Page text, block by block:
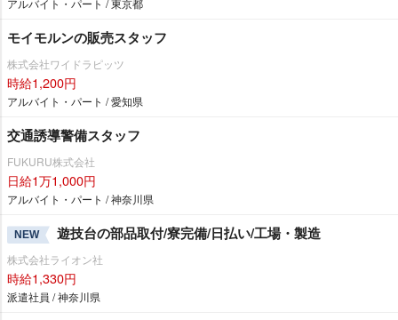
アルバイト・パート / 東京都
モイモルンの販売スタッフ
株式会社ワイドラピッツ
時給1,200円
アルバイト・パート / 愛知県
交通誘導警備スタッフ
FUKURU株式会社
日給1万1,000円
アルバイト・パート / 神奈川県
NEW 遊技台の部品取付/寮完備/日払い/工場・製造
株式会社ライオン社
時給1,330円
派遣社員 / 神奈川県